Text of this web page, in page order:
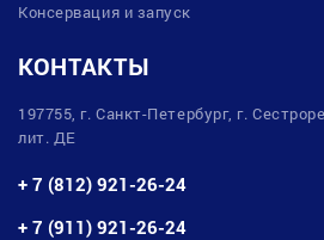
Консервация и запуск
КОНТАКТЫ
197755, г. Санкт-Петербург, г.
лит. ДЕ
+ 7 (812) 921-26-24
+ 7 (911) 921-26-24